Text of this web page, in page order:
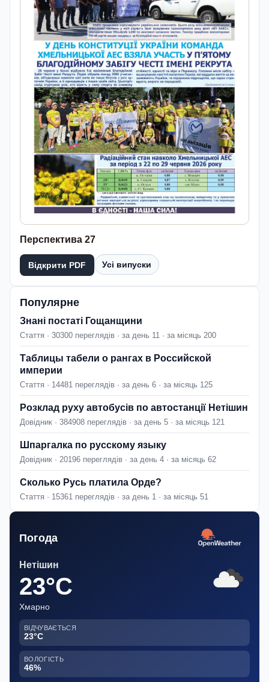
Перспектива 27
Відкрити PDF Усі випуски
Популярне
Знані постаті Гощанщини
Стаття · 30300 переглядів · за день 11 · за місяць 200
Таблицы табели о рангах в Российской
империи
Стаття · 14481 переглядів · за день 6 · за місяць 125
Розклад руху автобусів по автостанції Нетішин
Довідник · 384908 переглядів · за день 5 · за місяць 121
Шпаргалка по русскому языку
Довідник · 20196 переглядів · за день 4 · за місяць 62
Сколько Русь платила Орде?
Стаття · 15361 переглядів · за день 1 · за місяць 51
Погода
Нетішин
23°C
Хмарно
ВІДЧУВАЄТЬСЯ
23°C
ВОЛОГІСТЬ
46%